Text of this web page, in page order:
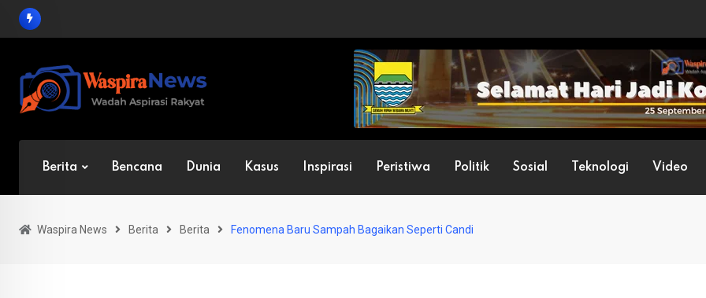
Skip
Berita Bencana Dunia Kasus Inspirasi Peristiwa Politik Sosial Teknologi Video
Waspira News Berita Berita Fenomena Baru Sampah Bagaikan Seperti Candi